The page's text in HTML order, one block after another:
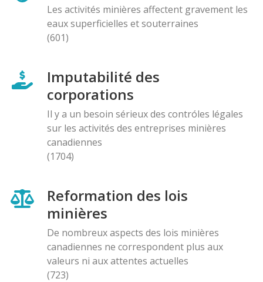
Les activités minières affectent gravement les
eaux superficielles et souterraines
(601)
Imputabilité des
corporations
Il y a un besoin sérieux des contróles légales
sur les activités des entreprises minières
canadiennes
(1704)
Reformation des lois
minières
De nombreux aspects des lois minières
canadiennes ne correspondent plus aux
valeurs ni aux attentes actuelles
(723)